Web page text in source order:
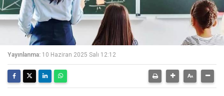
Yayınlanma: 10 Haziran 2025 Salı 12:12